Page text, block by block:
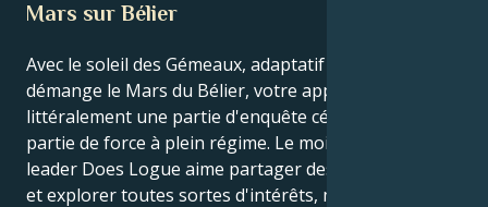
Mars sur Bélier
Avec le soleil des Gémeaux, adaptatif et curieux, qui
démange le Mars du Bélier, votre approche est
littéralement une partie d'enquête cérébrale et une
partie de force à plein régime. Le moi extérieur du
leader Does Logue aime partager des informations
et explorer toutes sortes d'intérêts, mais il a une